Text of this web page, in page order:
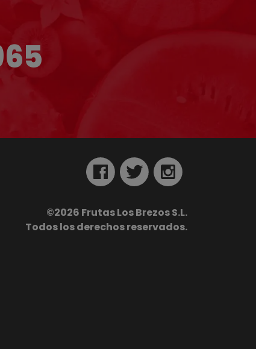
©2026 Frutas Los Brezos S.L.
Todos los derechos reservados.